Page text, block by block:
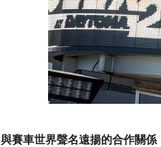
與賽車世界聲名遠揚的合作關係